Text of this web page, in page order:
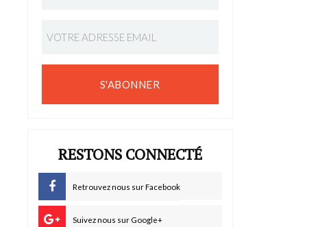
S'ABONNER
RESTONS CONNECTÉ
Retrouvez nous sur Facebook
Suivez nous sur Google+